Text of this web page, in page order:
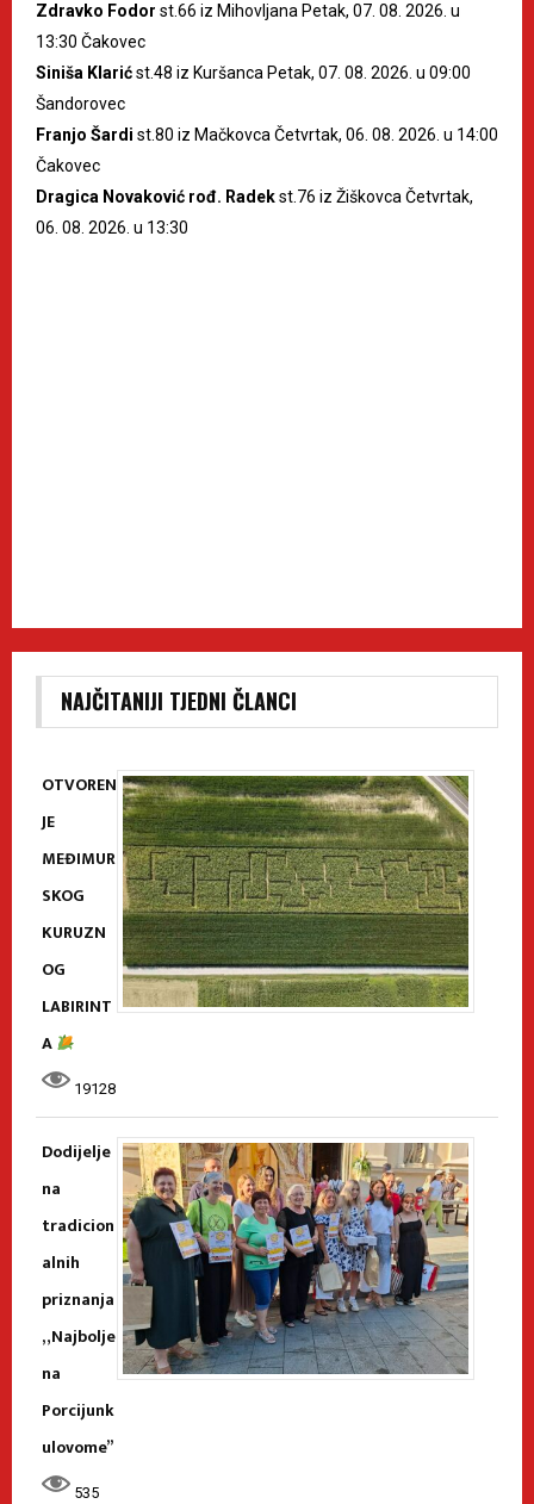
Zdravko Fodor st.66 iz Mihovljana Petak, 07. 08. 2026. u
13:30 Čakovec
Siniša Klarićst.48 iz Kuršanca Petak, 07. 08. 2026. u 09:00
Šandorovec
Franjo Šardi st.80 iz Mačkovca Četvrtak, 06. 08. 2026. u 14:00
Čakovec
Dragica Novaković rođ. Radekst.76 iz Žiškovca Četvrtak,
06. 08. 2026. u 13:30
NAJČITANIJI TJEDNI ČLANCI
OTVOREN
JE
MEĐIMUR
SKOG
KURUZN
OG
LABIRINT
A
19128
Dodijelje
na
tradicion
alnih
priznanja
„Najbolje
na
Porcijunk
ulovome”
535